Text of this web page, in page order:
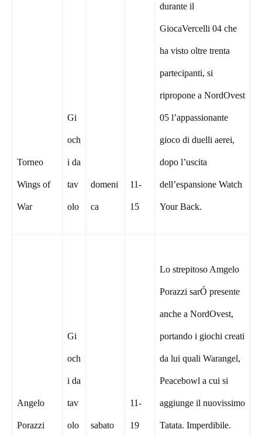
Torneo
Wings of
War
Gi
och
i da
tav
olo
domeni
ca
11-
15
durante il
GiocaVercelli 04 che
ha visto oltre trenta
partecipanti, si
ripropone a NordOvest
05 l’appassionante
gioco di duelli aerei,
dopo l’uscita
dell’espansione Watch
Your Back.
Angelo
Porazzi
Gi
och
i da
tav
olo sabato
11-
19
Lo strepitoso Amgelo
Porazzi sarÓ presente
anche a NordOvest,
portando i giochi creati
da lui quali Warangel,
Peacebowl a cui si
aggiunge il nuovissimo
Tatata. Imperdibile.